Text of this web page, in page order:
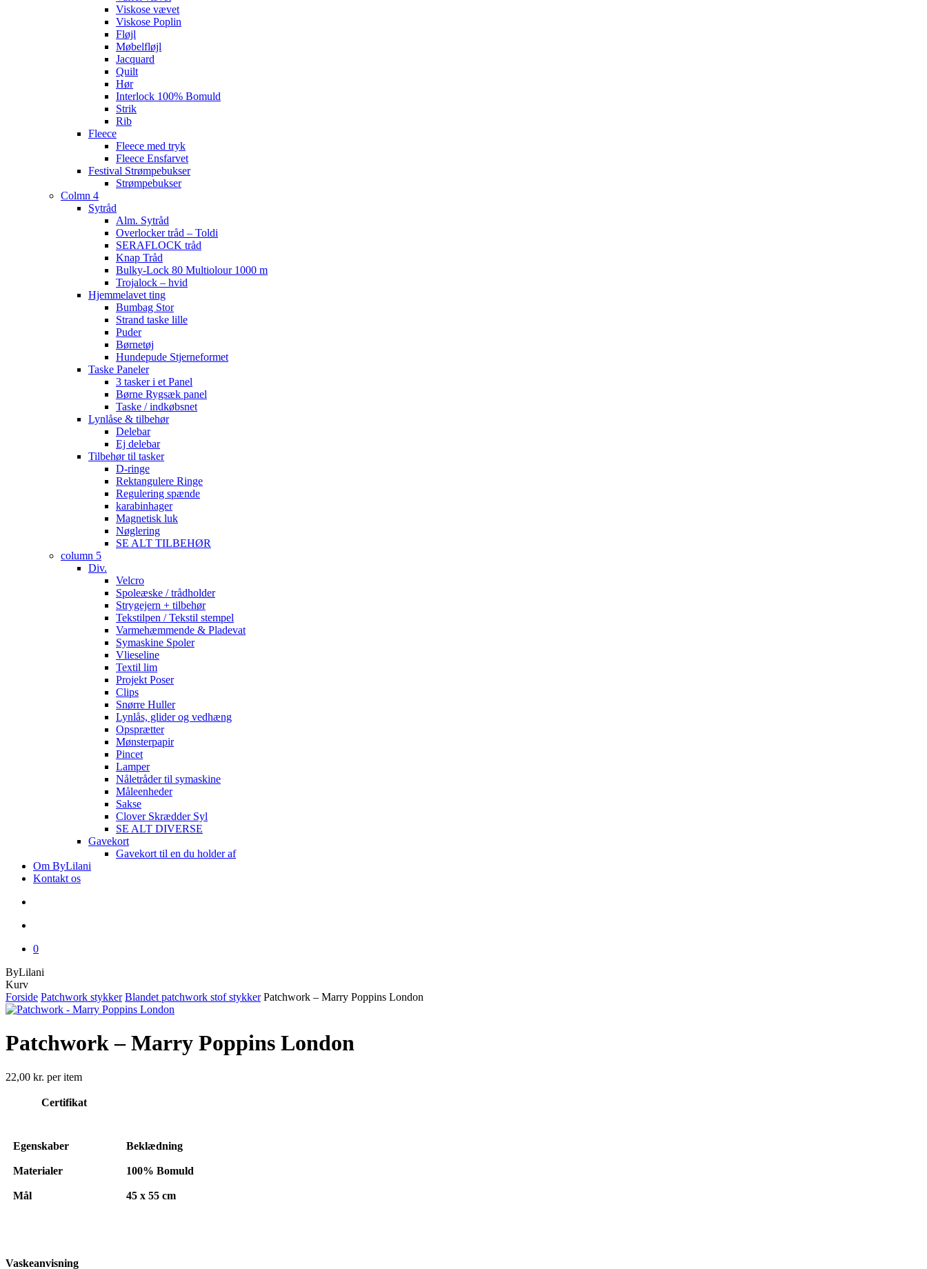
Viskose vævet
Viskose Poplin
Fløjl
Møbelfløjl
Jacquard
Quilt
Hør
Interlock 100% Bomuld
Strik
Rib
Fleece
Fleece med tryk
Fleece Ensfarvet
Festival Strømpebukser
Strømpebukser
Colmn 4
Sytråd
Alm. Sytråd
Overlocker tråd – Toldi
SERAFLOCK tråd
Knap Tråd
Bulky-Lock 80 Multiolour 1000 m
Trojalock – hvid
Hjemmelavet ting
Bumbag Stor
Strand taske lille
Puder
Børnetøj
Hundepude Stjerneformet
Taske Paneler
3 tasker i et Panel
Børne Rygsæk panel
Taske / indkøbsnet
Lynlåse & tilbehør
Delebar
Ej delebar
Tilbehør til tasker
D-ringe
Rektangulere Ringe
Regulering spænde
karabinhager
Magnetisk luk
Nøglering
SE ALT TILBEHØR
column 5
Div.
Velcro
Spoleæske / trådholder
Strygejern + tilbehør
Tekstilpen / Tekstil stempel
Varmehæmmende & Pladevat
Symaskine Spoler
Vlieseline
Textil lim
Projekt Poser
Clips
Snørre Huller
Lynlås, glider og vedhæng
Opsprætter
Mønsterpapir
Pincet
Lamper
Nåletråder til symaskine
Måleenheder
Sakse
Clover Skrædder Syl
SE ALT DIVERSE
Gavekort
Gavekort til en du holder af
Om ByLilani
Kontakt os
0
ByLilani
KurvClose
Cart
Forside Patchwork stykker Blandet patchwork stof stykker Patchwork – Marry Poppins London
Patchwork – Marry Poppins London
22,00 kr. per item
Certifikat
Egenskaber Beklædning
Materialer 100% Bomuld
Mål 45 x 55 cm
Vaskeanvisning